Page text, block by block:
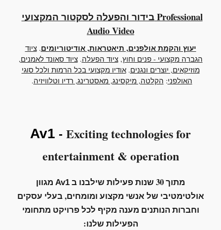
בידור והפעלה לסקטור המקצועי Professional
Audio Video
יעוץ והקמת אולפנים, תיאטראות, אודיטוריומים.ציוד
הגברה מקצועי - פנים וחוץ,ציוד הפעלה.ציוד סאונד לאמנים,
מוזיקאים, יוצרים ונגנים.אודיו מקצועי בכל הרמות ולכל סוגי
האולפני: הקלטה, מיקסינג, מאסטרינג, רדיו וטלוויזיה.
Av1 - Exciting technologies for
entertainment & operation
מתוך 30 שנות פעילות שילבנו ב Av1 מגוון
אולטימטיבי של אנשי מקצוע ומומחים, בעלי עסקים
וחברות הנותנים מענה מקיף לכל פרויקט מתחומי
הפעילות שלנו: